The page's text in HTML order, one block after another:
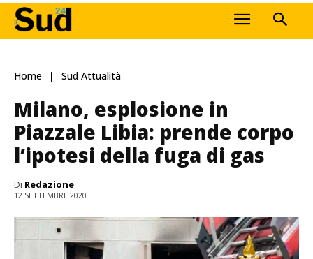
Home Sud Attualità
Milano, esplosione in
Piazzale Libia: prende corpo
l’ipotesi della fuga di gas
Di Redazione
12 SETTEMBRE 2020